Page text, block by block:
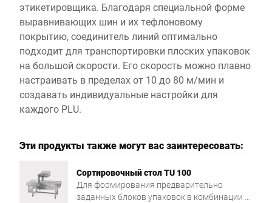
этикетировщика. Благодаря специальной форме
выравнивающих шин и их тефлоновому
покрытию, соединитель линий оптимально
подходит для транспортировки плоских упаковок
на большой скорости. Его скорость можно плавно
настраивать в пределах от 10 до 80 м/мин и
создавать индивидуальные настройки для
каждого PLU.
Эти продукты также могут вас заинтересовать:
Сортировочный стол TU 100
Для формирования предварительно
заданных блоков упаковок в комбинации с